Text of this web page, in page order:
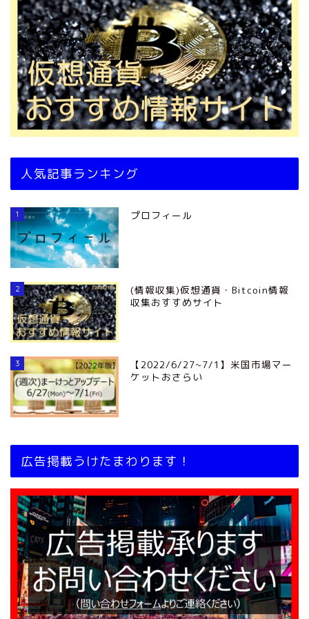
人気記事ランキング
1 プロフィール
2
(情報収集)仮想通貨・Bitcoin情報
収集おすすめサイト
3
【2022/6/27~7/1】米国市場マー
ケットおさらい
広告掲載うけたまわります！